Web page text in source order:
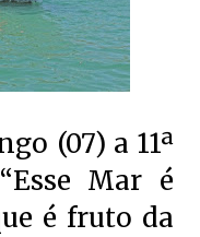
(07) a 11ª
Mar é
é fruto da